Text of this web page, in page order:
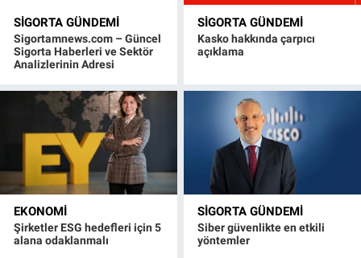
SIGORTA GÜNDEMI
Sigortamnews.com – Güncel
Sigorta Haberleri ve Sektör
Analizlerinin Adresi
SIGORTA GÜNDEMI
Kasko hakkında çarpıcı
açıklama
EKONOMI
Şirketler ESG hedefleri için 5
alana odaklanmalı
SIGORTA GÜNDEMI
Siber güvenlikte en etkili
yöntemler